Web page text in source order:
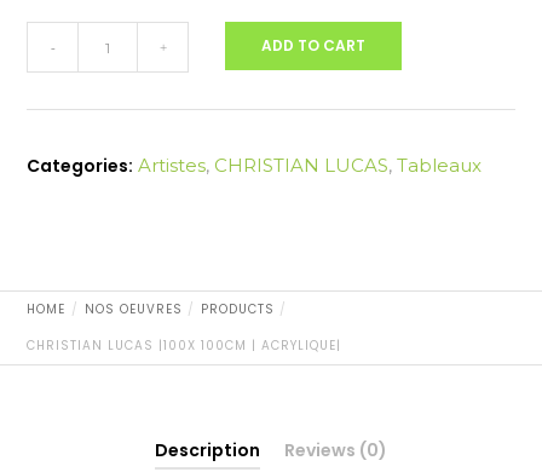
100cm
ACRYLIQUE|
- + ADD TO CART
Categories: Artistes, CHRISTIAN LUCAS,Tableaux
HOME NOS OEUVRES
PRODUCTS
CHRISTIAN LUCAS |100X 100CM | ACRYLIQUE|
Description Reviews (0)